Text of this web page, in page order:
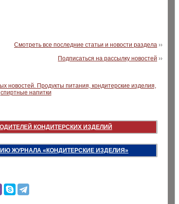
Смотреть все последние статьи и новости раздела ››
Подписаться на рассылку новостей ››
КОНДИТЕРСКИХ ИЗДЕЛИЙ
ЖУРНАЛА «КОНДИТЕРСКИЕ ИЗДЕЛИЯ»